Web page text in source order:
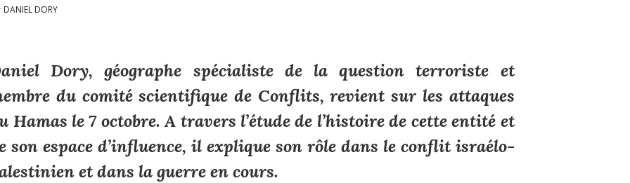
DANIEL DORY
Dory, géographe spécialiste de la question terroriste et
du comité scientifique de Conflits, revient sur les attaques
Hamas le 7 octobre. A travers l’étude de l’histoire de cette entité et
son espace d’influence, il explique son rôle dans le conflit israélo-
et dans la guerre en cours.